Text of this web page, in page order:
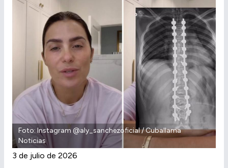
Foto: Instagram @aly_sanchezoficial / Cuballama
Noticias
3 de julio de 2026